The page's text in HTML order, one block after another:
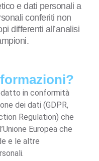
e dati personali a
conferiti non
differenti all’analisi
in conformità
dei dati (GDPR,
Regulation) che
Europea che
e le altre